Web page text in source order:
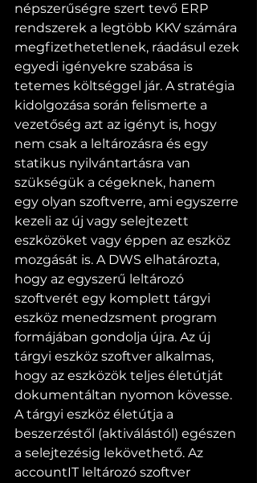
népszerűségre szert tevő ERP
rendszerek a legtöbb KKV számára
megfizethetetlenek, ráadásul ezek
egyedi igényekre szabása is
tetemes költséggel jár. A stratégia
kidolgozása során felismerte a
vezetőség azt az igényt is, hogy
nem csak a leltározásra és egy
statikus nyilvántartásra van
szükségük a cégeknek, hanem
egy olyan szoftverre, ami egyszerre
kezeli az új vagy selejtezett
eszközöket vagy éppen az eszköz
mozgását is. A DWS elhatározta,
hogy az egyszerű leltározó
szoftverét egy komplett tárgyi
eszköz menedzsment program
formájában gondolja újra. Az új
tárgyi eszköz szoftver alkalmas,
hogy az eszközök teljes életútját
dokumentáltan nyomon kövesse.
A tárgyi eszköz életútja a
beszerzéstől (aktiválástól) egészen
a selejtezésig lekövethető. Az
accountIT leltározó szoftver